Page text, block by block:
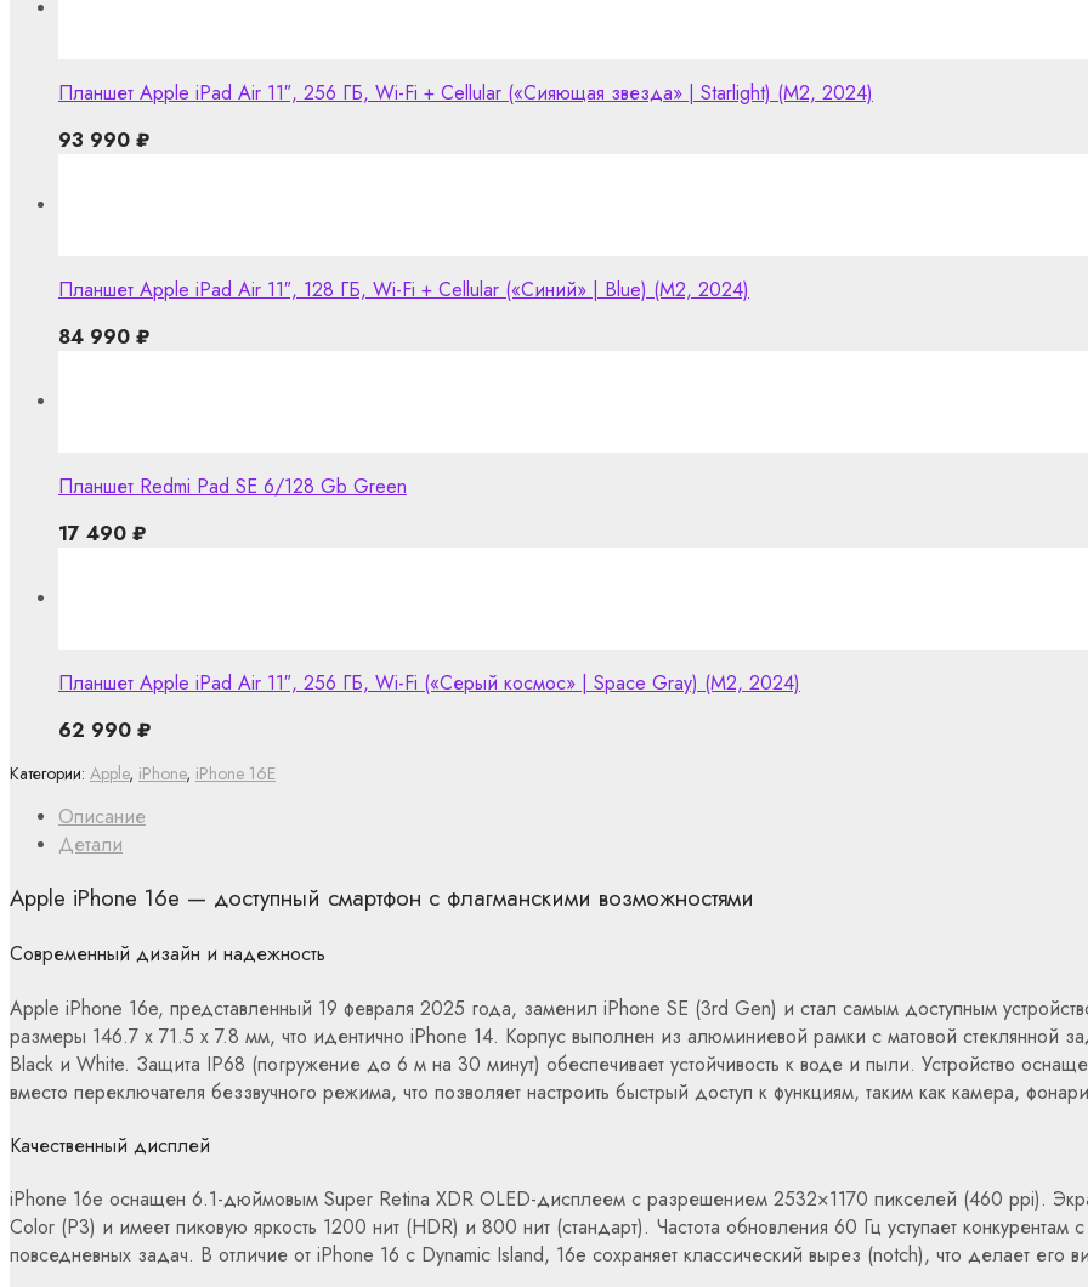
Описание
Детали
Apple iPhone 16e — доступный смартфон с флагманскими возможностями
Современный дизайн и надежность
Apple iPhone 16e, представленный 19 февраля 2025 года, заменил iPhone SE (3rd Gen) и стал самым доступным
размеры 146.7 x 71.5 x 7.8 мм, что идентично iPhone 14. Корпус выполнен из алюминиевой рамки с матовой стеклянной
Black и White. Защита IP68 (погружение до 6 м на 30 минут) обеспечивает устойчивость к воде и пыли. Устройство
вместо переключателя беззвучного режима, что позволяет настроить быстрый доступ к функциям, таким как камера,
Качественный дисплей
iPhone 16e оснащен 6.1-дюймовым Super Retina XDR OLED-дисплеем с разрешением 2532×1170 пикселей (460 ppi).
Color (P3) и имеет пиковую яркость 1200 нит (HDR) и 800 нит (стандарт). Частота обновления 60 Гц уступает
повседневных задач. В отличие от iPhone 16 с Dynamic Island, 16e сохраняет классический вырез (notch), что делает его
Категории: Apple, iPhone, iPhone 16E
Планшет Apple iPad Air 11″, 256 ГБ, Wi-Fi + Cellular («Сияющая звезда» | Starlight) (M2, 2024)
93 990 ₽
Планшет Apple iPad Air 11″, 128 ГБ, Wi-Fi + Cellular («Синий» | Blue) (M2, 2024)
84 990 ₽
Планшет Redmi Pad SE 6/128 Gb Green
17 490 ₽
Планшет Apple iPad Air 11″, 256 ГБ, Wi-Fi («Серый космос» | Space Gray) (M2, 2024)
62 990 ₽